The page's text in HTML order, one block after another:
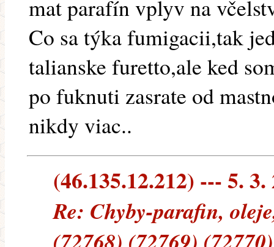
mat parafín vplyv na
Co sa týka fumigacii,tak
talianske furetto,ale ked
po fuknuti zasrate od
nikdy viac..
(46.135.12.212) --- 5. 3.
Re: Chyby-parafin,